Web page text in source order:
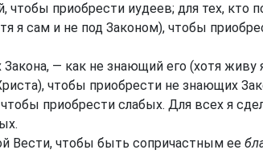
чтобы приобрести иудеев; для тех, кто
я сам и не под Законом), чтобы
— как не знающий его (хотя живу
чтобы приобрести не знающих
приобрести слабых. Для всех я
Вести, чтобы быть сопричастным ее